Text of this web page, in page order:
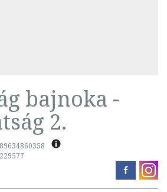
bajnoka -
2.